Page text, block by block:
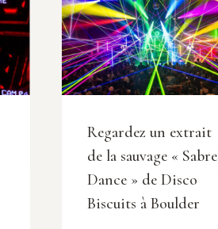
Regardez un extrait
de la sauvage « Sabre
Dance » de Disco
Biscuits à Boulder